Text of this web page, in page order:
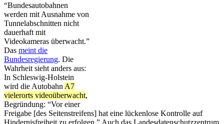
“Bundesautobahnen
werden mit Ausnahme von
Tunnelabschnitten nicht
dauerhaft mit
Videokameras überwacht.”
Das meint die
Bundesregierung. Die
Wahrheit sieht anders aus:
In Schleswig-Holstein
wird die Autobahn A7
vielerorts videoüberwacht,
Begründung: “Vor einer
Freigabe [des Seitenstreifens] hat eine lückenlose Kontrolle auf
Hindernisfreiheit zu erfolgen.” Auch das Landesdatenschutzzentrum